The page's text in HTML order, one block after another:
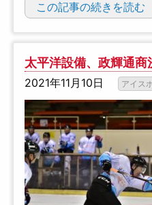
この記事の続きを読む
太平洋設備、政輝通商
2021年11月10日 アイス